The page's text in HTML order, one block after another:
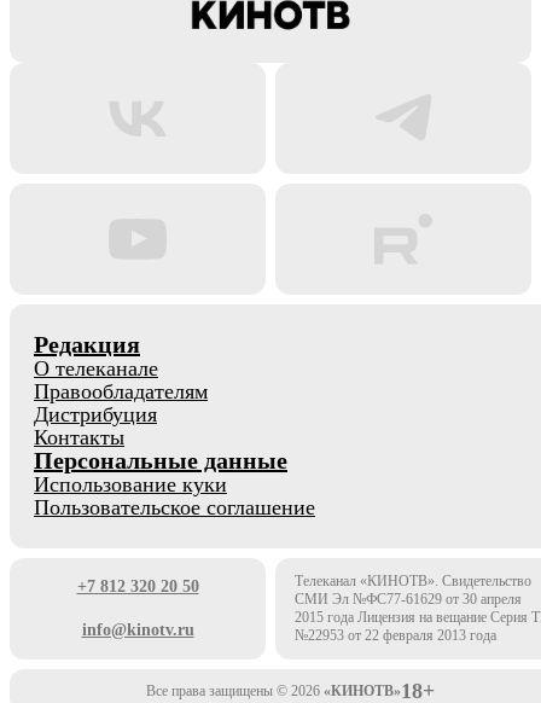
Редакция
О телеканале
Правообладателям
Дистрибуция
Контакты
Персональные данные
Использование куки
Пользовательское соглашение
+7 812 320 20 50
info@kinotv.ru
Телеканал «КИНОТВ». Свидетельство
СМИ Эл №ФС77-61629 от 30 апреля
2015 года Лицензия на вещание Серия
№22953 от 22 февраля 2013 года
Все права защищены © 2026 «КИНОТВ»18+